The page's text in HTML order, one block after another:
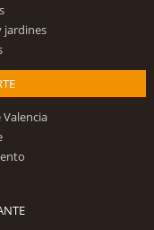
jardines